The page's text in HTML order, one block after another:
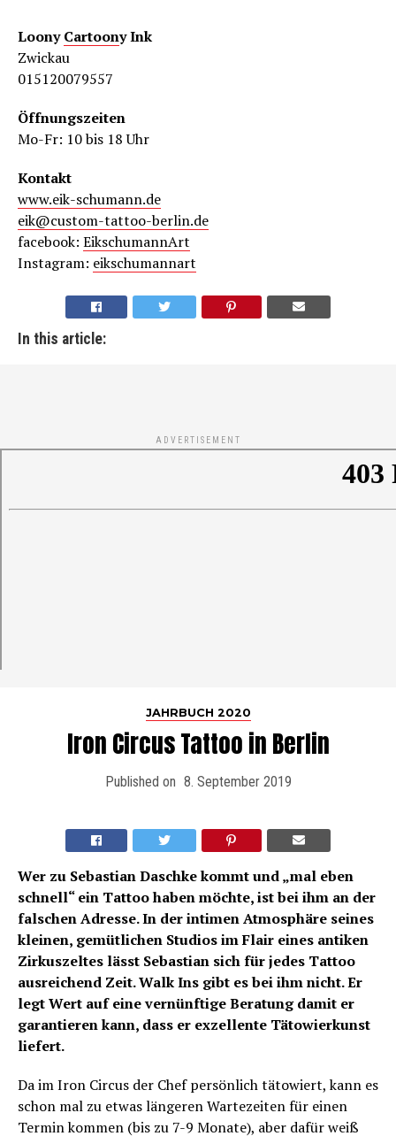
LoonyCartoony Ink
Zwickau
015120079557
Öffnungszeiten
Mo-Fr: 10 bis 18 Uhr
Kontakt
www.eik-schumann.de
eik@custom-tattoo-berlin.de
facebook: EikschumannArt
Instagram: eikschumannart
In this article:
ADVERTISEMENT
JAHRBUCH 2020
Iron Circus Tattoo in Berlin
Published on 8. September 2019
Wer zu Sebastian Daschke kommt und „mal eben
schnell“ ein Tattoo haben möchte, ist bei ihm an der
falschen Adresse. In der intimen Atmosphäre seines
kleinen, gemütlichen Studios im Flair eines antiken
Zirkuszeltes lässt Sebastian sich für jedes Tattoo
ausreichend Zeit. Walk Ins gibt es bei ihm nicht. Er
legt Wert auf eine vernünftige Beratung damit er
garantieren kann, dass er exzellente Tätowierkunst
liefert.
Da im Iron Circus der Chef persönlich tätowiert, kann es
schon mal zu etwas längeren Wartezeiten für einen
Termin kommen (bis zu 7-9 Monate), aber dafür weiß